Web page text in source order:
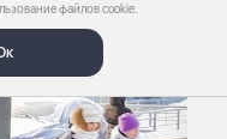
файлов cookie.